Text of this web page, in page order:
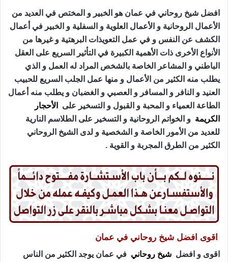
افضل شيخ روحاني في عمان هو الخبير و المختص في العديد من
الأعمال الروحانية و الأعمال العلوية و السفلية و الخبير في أعمال
الكشف عن النفس و في عمل التعويذات البرهتية و غيرها من
الأنواع الأخرى ذات الأهمية الكبيرة في التأثير السريع على العقل
الباطني و المشاعر الخاصة بالشخص المراد له العمل و الذي
يطلب منه الكثير من الأعمال و منها عمل الجلب السريع للحبيب
العنيد و النافر و المسافر و العصبي و الغضبان و يطلب منه أعمال
الطاعة العمياء و المحبة و القبول و التسخير على
الأحجار
الكريمة و الخواتم الروحانية و التسخير على الطلاسم النارية
للعديد من الأمور الخاصة و الشخصية و لدى الشيخ الروحاني
الكثير من الطرق المجربة و القوية .
اقوى افضل شيخ روحاني في عمان
اقوى و افضل شيخ روحاني في عمان يوجد الكثير من الناس